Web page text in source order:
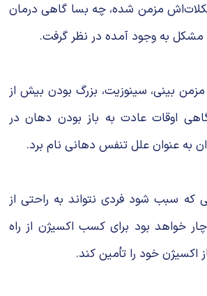
مزمن شده، چه بسا گاهی درمان
مشکل به وجود آمده در نظر گرفت.
مزمن بینی، سینوزیت، بزرگ بودن بیش از
اوقات عادت به باز بودن دهان در
به عنوان علل تنفس دهانی نام برد.
که سبب شود فردی نتواند به راحتی از
خواهد بود برای کسب اکسیژن از راه
اکسیژن خود را تأمین کند.